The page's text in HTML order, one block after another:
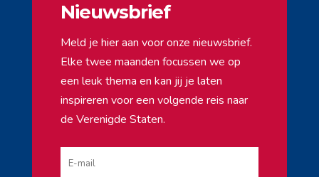
Nieuwsbrief
Meld je hier aan voor onze nieuwsbrief.
Elke twee maanden focussen we op
een leuk thema en kan jij je laten
inspireren voor een volgende reis naar
de Verenigde Staten.